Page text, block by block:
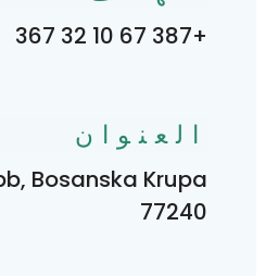
+387 67 10 32 367
العنوان
Bosanska Krupa
77240